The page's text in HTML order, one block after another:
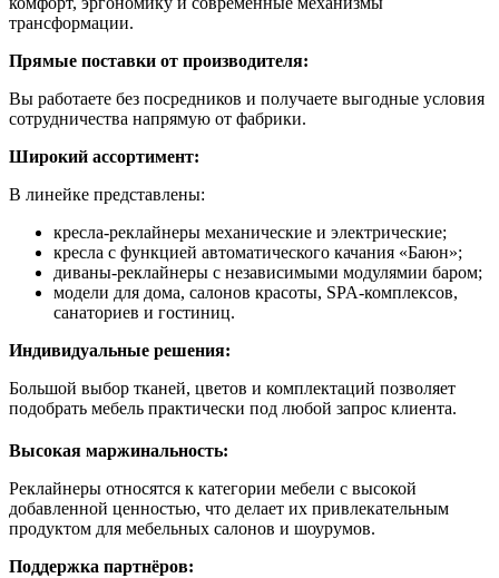
трансформации.
Прямые поставки от производителя:
Вы работаете без посредников и получаете выгодные условия
сотрудничества напрямую от фабрики.
Широкий ассортимент:
В линейке представлены:
кресла-реклайнеры механические и электрические;
кресла с функцией автоматического качания «Баюн»;
диваны-реклайнеры с независимыми модулямии баром;
модели для дома, салонов красоты, SPA-комплексов,
санаториев и гостиниц.
Индивидуальные решения:
Большой выбор тканей, цветов и комплектаций позволяет
подобрать мебель практически под любой запрос клиента.
Высокая маржинальность:
Реклайнеры относятся к категории мебели с высокой
добавленной ценностью, что делает их привлекательным
продуктом для мебельных салонов и шоурумов.
Поддержка партнёров: